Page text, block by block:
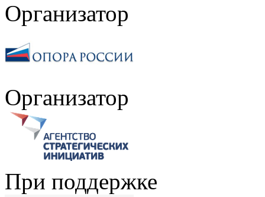
Организатор
Организатор
При поддержке